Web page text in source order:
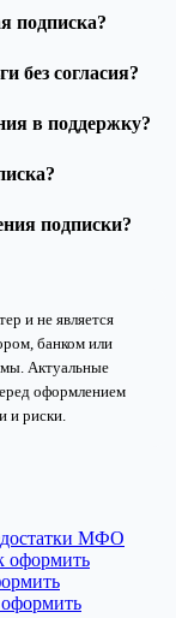
подписка?
без согласия?
в поддержку?
подписки?
и не является
банком или
Актуальные
оформлением
и риски.
МФО
оформить